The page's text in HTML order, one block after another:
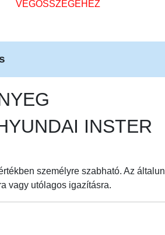
VÉGÖSSZEGÉHEZ
INSTER
személyre szabható. Az
vagy utólagos igazításra.